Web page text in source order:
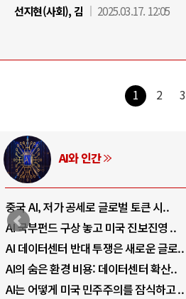
선지현(사회), 김
2025.03.17. 12:05
1 2 3
AI와 인간
중국 AI, 저가 공세로 글로벌 토큰 시..
AI 국부펀드 구상 놓고 미국 진보진영 ..
AI 데이터센터 반대 투쟁은 새로운 글로..
AI의 숨은 환경 비용: 데이터센터 확산..
AI는 어떻게 미국 민주주의를 잠식하고 ..